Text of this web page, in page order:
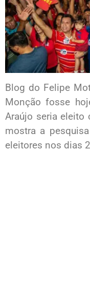
Blog do Felipe
Monção fosse
Araújo seria eleito
mostra a
eleitores nos dias